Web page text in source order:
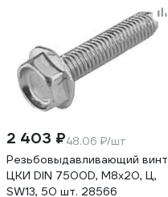
2 403 ₽48.06 ₽/шт
Резьбовыдавливающий винт
ЦКИ DIN 7500D, М8x20, Ц,
SW13, 50 шт. 28566